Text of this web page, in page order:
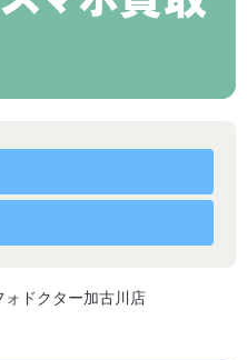
ドクター加古川店